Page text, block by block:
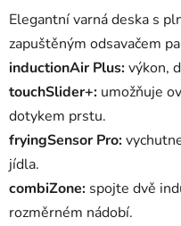
Elegantní varná deska s
zapuštěným odsavačem
inductionAir Plus:výkon,
touchSlider+: umožňuje
dotykem prstu.
fryingSensor Pro:
jídla.
combiZone: spojte dvě
rozměrném nádobí.